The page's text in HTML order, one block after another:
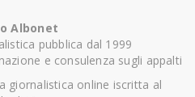
Albonet
pubblica dal 1999
e consulenza sugli appalti
giornalistica online iscritta al